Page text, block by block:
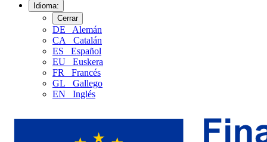
Idioma:
Cerrar
DE
Alemán
CA
Catalán
ES
Español
EU
Euskera
FR
Francés
GL
Gallego
EN
Inglés